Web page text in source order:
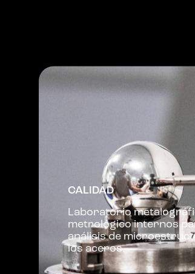
CALIDAD
Laboratorio
metrológico internos
análisis de
los aceros.